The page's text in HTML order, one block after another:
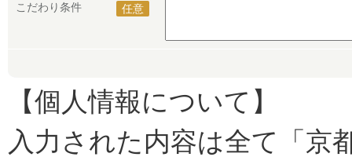
こだわり条件 任意
【個人情報について】
入力された内容は全て「京